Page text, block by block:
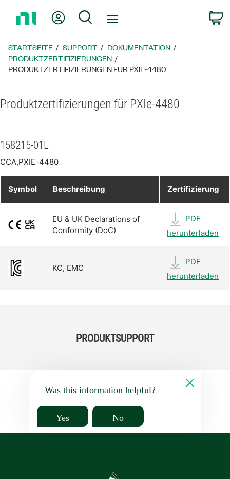
zur
Mein KontoSuche
STARTSEITE SUPPORT
DOKUMENTATION
PRODUKTZERTIFIZIERUNGEN
PRODUKTZERTIFIZIERUNGEN FÜR PXIE-4480
Produktzertifizierungen für PXIe-4480
158215-01L
CCA,PXIE-4480
Symbol Beschreibung Zertifizierung
EU & UK Declarations of
Conformity (DoC)
PDF
herunterladen
KC, EMC
PDF
herunterladen
PRODUKTSUPPORT
Was this information helpful?
Yes No